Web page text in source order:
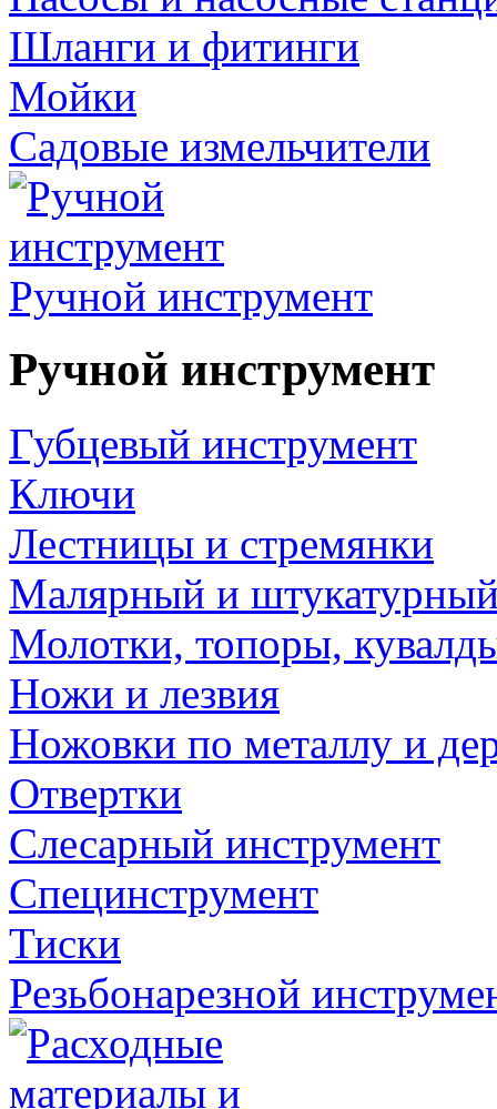
Шланги и фитинги
Мойки
Садовые измельчители
Ручной инструмент
Ручной инструмент
Губцевый инструмент
Ключи
Лестницы и стремянки
Малярный и
Молотки, топоры,
Ножи и лезвия
Ножовки по металлу и
Отвертки
Слесарный инструмент
Специнструмент
Тиски
Резьбонарезной